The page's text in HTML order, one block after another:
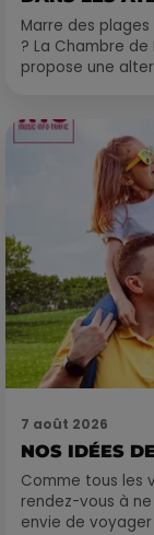
Marre des
? La Chambre
propose une
7 août 2026
NOS IDÉES
Comme tous les
rendez-vous à
envie de